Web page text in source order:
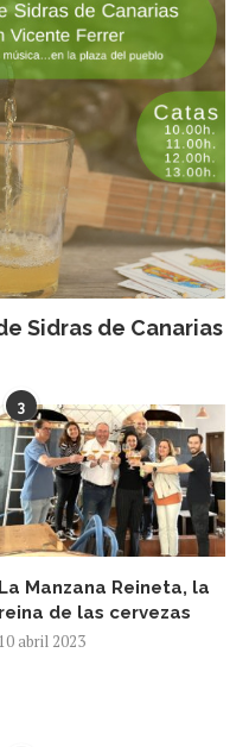
Sidras de Canarias
3
La Manzana Reineta, la
reina de las cervezas
10 abril 2023